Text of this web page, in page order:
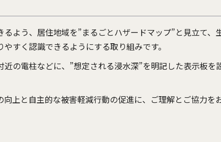
よう、居住地域を”まるごとハザードマップ”と見立て、
すく認識できるようにする取り組みです。
の電柱などに、”想定される浸水深”を明記した表示板を
上と自主的な被害軽減行動の促進に、ご理解とご協力を